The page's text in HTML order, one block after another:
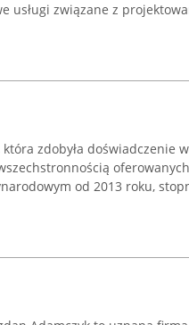
usługi związane z
zdobyła doświadczenie
od 2013 roku,